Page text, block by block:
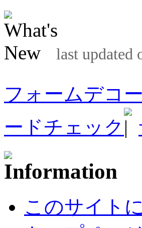
last updated
フォームデコ
ードチェック
このサイト